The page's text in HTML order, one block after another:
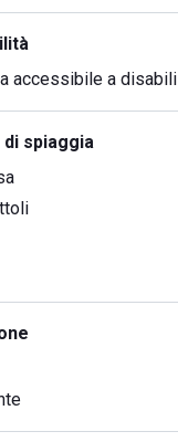
accessibile a disabili
spiaggia